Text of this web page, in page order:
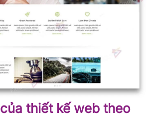
thiết kế web theo